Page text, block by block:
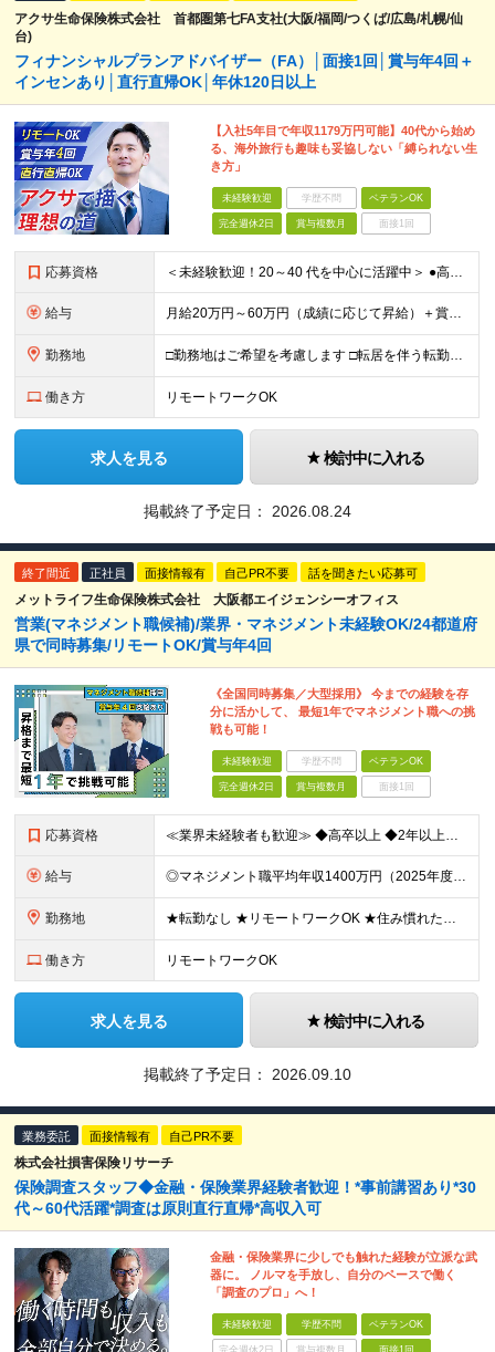
アクサ生命保険株式会社 首都圏第七FA支社(大阪/福岡/つくば/広島/札幌/仙
台)
フィナンシャルプランアドバイザー（FA）│面接1回│賞与年4回＋
インセンあり│直行直帰OK│年休120日以上
【入社5年目で年収1179万円可能】40代から始め
る、海外旅行も趣味も妥協しない「縛られない生
き方」
未経験歓迎 学歴不問 ベテランOK
完全週休2日 賞与複数月 面接1回
応募資格 ＜未経験歓迎！20～40 代を中心に活躍中＞ ●高卒以上 ●業界・業種未経験OK <こんな方を歓迎します> ・公私ともに生涯活かせる専門知識を身につけたい方 ・ライフステージが変わってもキャリアを築
給与 月給20万円～60万円（成績に応じて昇給）＋賞与年4回 ※前職給与・経験・年齢・能力を考慮の上、決定します ※試用期間3ヶ月あり（期間中の待遇に変更なし） ※入社後2年間は、研修期間として初期補給制
勤務地 □勤務地はご希望を考慮します □転居を伴う転勤はありません ●首都圏第七FA支社 東京都港区虎ノ門3-17-1 TOKYU REIT虎ノ門ビル4F ​●つくばFA支社 茨城県つくば市竹園1-6
働き方 リモートワークOK
求人を見る 検討中に入れる
掲載終了予定日： 2026.08.24
終了間近 正社員 面接情報有 自己PR不要 話を聞きたい応募可
メットライフ生命保険株式会社 大阪都エイジェンシーオフィス
営業(マネジメント職候補)/業界・マネジメント未経験OK/24都道府
県で同時募集/リモートOK/賞与年4回
《全国同時募集／大型採用》 今までの経験を存
分に活かして、 最短1年でマネジメント職への挑
戦も可能！
未経験歓迎 学歴不問 ベテランOK
完全週休2日 賞与複数月 面接1回
応募資格 ≪業界未経験者も歓迎≫ ◆高卒以上 ◆2年以上社会人経験がある方 ★業界経験や知識の有無ではなく、 「そのお客さまにとっての最善策を真剣に考える姿勢」や 「お客さまにベストまたはセカンドベストの施
給与 ◎マネジメント職平均年収1400万円（2025年度の税込定例給与実績。） 【STEP1】まずはコンサルタントからスタート ◆初任給月給：20万円から35万円＋業績給＋賞与年4回（※個人業績による）
勤務地 ★転勤なし ★リモートワークOK ★住み慣れた街で長く働き続けられます！ ■ご希望を考慮した上で勤務地を決定いたします ■地域のお客さまとの長期に亘る信頼関係を重視するため転勤無し。 ■U・Iタ
働き方 リモートワークOK
求人を見る 検討中に入れる
掲載終了予定日： 2026.09.10
業務委託 面接情報有 自己PR不要
株式会社損害保険リサーチ
保険調査スタッフ◆金融・保険業界経験者歓迎！*事前講習あり*30
代～60代活躍*調査は原則直行直帰*高収入可
金融・保険業界に少しでも触れた経験が立派な武
器に。 ノルマを手放し、自分のペースで働く
「調査のプロ」へ！
未経験歓迎 学歴不問 ベテランOK
完全週休2日 賞与複数月 面接1回